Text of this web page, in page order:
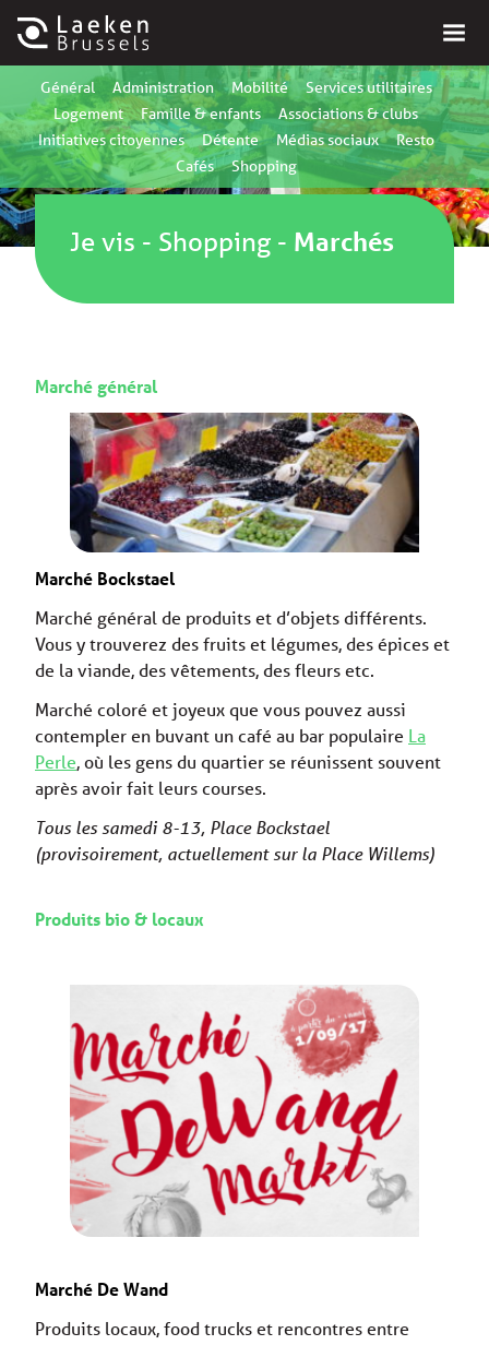
Général Administration Mobilité
Services utilitaires
Logement
Famille & enfants
Associations & clubs
Initiatives citoyennes
Détente Médias sociaux
Resto
Cafés
Shopping
Je vis - Shopping - Marchés
Marché général
Marché Bockstael
Marché général de produits et d’objets différents.
Vous y trouverez des fruits et légumes, des épices et
de la viande, des vêtements, des fleurs etc.
Marché coloré et joyeux que vous pouvez aussi
contempler en buvant un café au bar populaire La
Perle, où les gens du quartier se réunissent souvent
après avoir fait leurs courses.
Tous les samedi 8-13, Place Bockstael
(provisoirement, actuellement sur la Place Willems)
Produits bio & locaux
Marché De Wand
Produits locaux, food trucks et rencontres entre